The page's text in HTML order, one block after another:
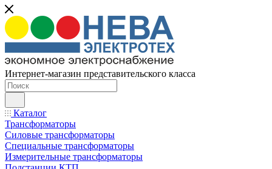
Интернет-магазин представительского класса
Каталог
Трансформаторы
Силовые трансформаторы
Специальные трансформаторы
Измерительные трансформаторы